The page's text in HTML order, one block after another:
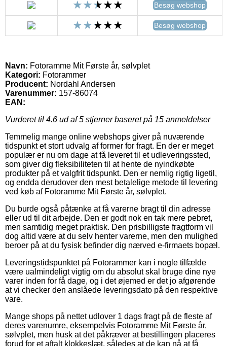
Besøg webshop
Besøg webshop
Navn: Fotoramme Mit Første år, sølvplet
Kategori: Fotorammer
Producent: Nordahl Andersen
Varenummer: 157-86074
EAN:
Vurderet til 4.6 ud af 5 stjerner baseret på 15 anmeldelser
Temmelig mange online webshops giver på nuværende
tidspunkt et stort udvalg af former for fragt. En der er meget
populær er nu om dage at få leveret til et udleveringssted,
som giver dig fleksibiliteten til at hente de nyindkøbte
produkter på et valgfrit tidspunkt. Den er nemlig rigtig ligetil,
og endda derudover den mest betalelige metode til levering
ved køb af Fotoramme Mit Første år, sølvplet.
Du burde også påtænke at få varerne bragt til din adresse
eller ud til dit arbejde. Den er godt nok en tak mere pebret,
men samtidig meget praktisk. Den prisbilligste fragtform vil
dog altid være at du selv henter varerne, men den mulighed
beroer på at du fysisk befinder dig nærved e-firmaets bopæl.
Leveringstidspunktet på Fotorammer kan i nogle tilfælde
være ualmindeligt vigtig om du absolut skal bruge dine nye
varer inden for få dage, og i det øjemed er det jo afgørende
at vi checker den anslåede leveringsdato på den respektive
vare.
Mange shops på nettet udlover 1 dags fragt på de fleste af
deres varenumre, eksempelvis Fotoramme Mit Første år,
sølvplet, men husk at det påkræver at bestillingen placeres
forud for et aftalt klokkeslæt, således at de kan nå at få